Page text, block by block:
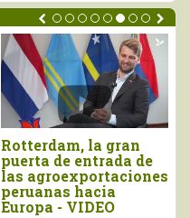
Rotterdam, la gran
puerta de entrada de
las agroexportaciones
peruanas hacia
Europa - VIDEO